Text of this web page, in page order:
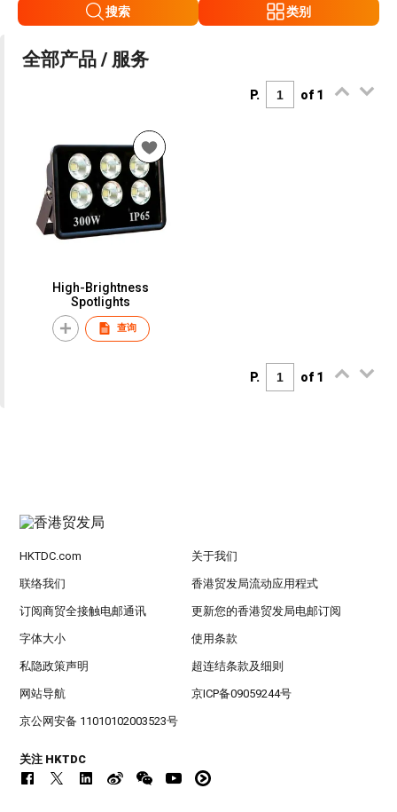
搜索 类别
全部产品 / 服务
P. of 1
High-Brightness
Spotlights
查询
P. of 1
HKTDC.com 关于我们
联络我们 香港贸发局流动应用程式
订阅商贸全接触电邮通讯 更新您的香港贸发局电邮订阅
字体大小 使用条款
私隐政策声明 超连结条款及细则
网站导航 京ICP备09059244号
京公网安备 11010102003523号
关注 HKTDC